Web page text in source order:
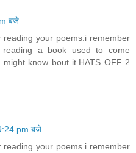
बजे
your poems.i remember
a book used to come
might know bout it.HATS OFF 2
pm बजे
your poems.i remember